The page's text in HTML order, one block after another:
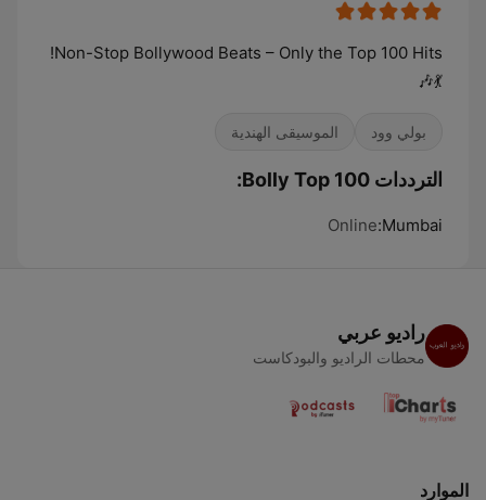
Non-Stop Bollywood Beats – Only the Top 100 Hits!
💃🎶
بولي وود الموسيقى الهندية
الترددات Bolly Top 100:
Mumbai:
Online
راديو عربي
محطات الراديو والبودكاست
الموارد